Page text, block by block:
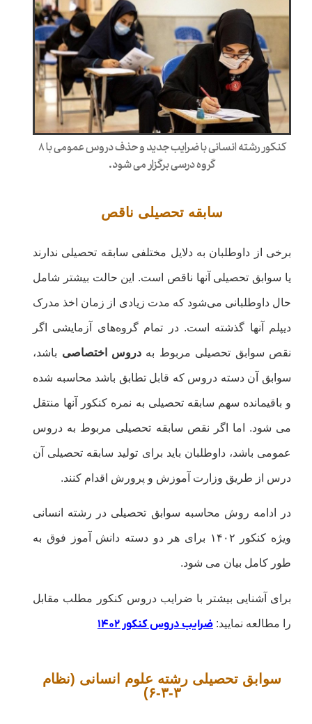
کنکور رشته انسانی با ضرایب جدید و حذف دروس عمومی با ۸
گروه درسی برگزار می شود.
سابقه تحصیلی ناقص
برخی از داوطلبان به دلایل مختلفی سابقه تحصیلی ندارند
یا سوابق تحصیلی آنها ناقص است. این حالت بیشتر شامل
حال داوطلبانی می‌شود که مدت زیادی از زمان اخذ مدرک
دیپلم آنها گذشته است. در تمام گروه‌های آزمایشی اگر
نقص سوابق تحصیلی مربوط بهدروس اختصاصی باشد،
سوابق آن دسته دروس که قابل تطابق باشد محاسبه شده
و باقیمانده سهم سابقه تحصیلی به نمره کنکور آنها منتقل
می شود. اما اگر نقص سابقه تحصیلی مربوط به دروس
عمومی باشد، داوطلبان باید برای تولید سابقه تحصیلی آن
درس از طریق وزارت آموزش و پرورش اقدام کنند.
در ادامه روش محاسبه سوابق تحصیلی در رشته انسانی
ویژه کنکور ۱۴۰۲ برای هر دو دسته دانش آموز فوق به
طور کامل بیان می شود.
برای آشنایی بیشتر با ضرایب دروس کنکور مطلب مقابل
را مطالعه نمایید: ضرایب دروس کنکور ۱۴۰۲
سوابق تحصیلی رشته علوم انسانی (نظام
۳-۳-۶)